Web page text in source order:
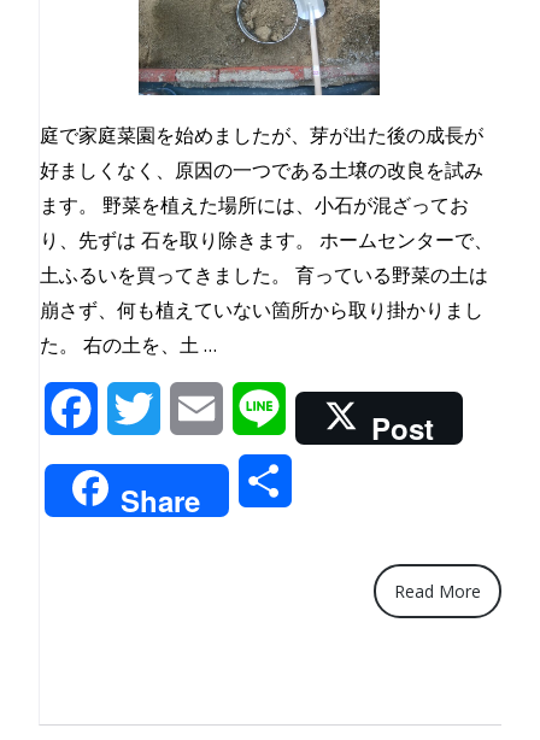
出
て
く
る
も
の、”
庭で家庭菜園を始めましたが、芽が出た後の成長が
好ましくなく、原因の一つである土壌の改良を試み
ます。 野菜を植えた場所には、小石が混ざってお
り、先ずは 石を取り除きます。 ホームセンターで、
土ふるいを買ってきました。 育っている野菜の土は
崩さず、何も植えていない箇所から取り掛かりまし
た。 右の土を、土 …
ふ
い”で
を
FacebookTwitter Email
Post
Share
Read More